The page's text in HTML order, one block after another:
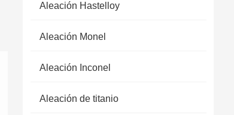
Aleación Hastelloy
Aleación Monel
Aleación Inconel
Aleación de titanio